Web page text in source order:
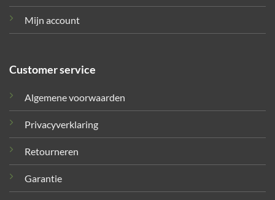
Mijn account
Customer service
Algemene voorwaarden
Privacyverklaring
Retourneren
Garantie